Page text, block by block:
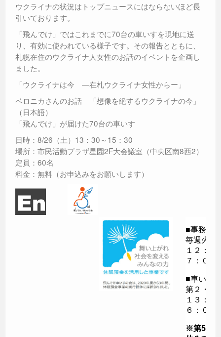
ウクライナの状況はトップニュースにはならないほど長
引いております。
「飛んでけ」ではこれまでに70台の車いすを現地に送
り、有効に使われている様子です。その報告とともに、
札幌在住のウクライナ人女性のお話のイベントを企画し
ました。
「ウクライナは今 ―在札ウクライナ女性からー」
ベロニカさんのお話 「想像を絶するウクライナの今」
（日本語）
「飛んでけ」が届けた70台の車いす
日時：8/26（土）13：30～15：30
場所：市民活動プラザ星園2F大会議室（中央区南8西2）
定員：60名
料金：無料（お申込みをお願いします）